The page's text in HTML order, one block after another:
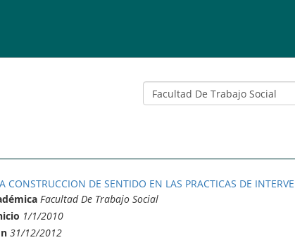
CONSTRUCCION DE SENTIDO EN LAS PRACTICAS DE
Facultad De Trabajo Social
1/1/2010
31/12/2012